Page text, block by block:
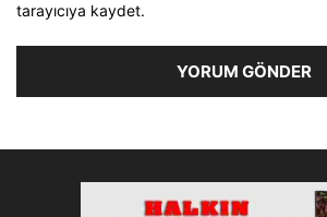
tarayıcıya kaydet.